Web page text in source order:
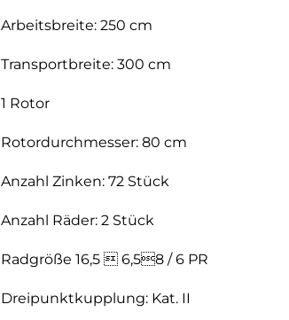
Arbeitsbreite: 250 cm
Transportbreite: 300 cm
1 Rotor
Rotordurchmesser: 80 cm
Anzahl Zinken: 72 Stück
Anzahl Räder: 2 Stück
Radgröße 16,5  6,58 / 6 PR
Dreipunktkupplung: Kat. II